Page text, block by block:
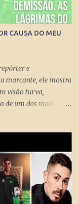
CAUSA DO MEU
e
marcante, ele mostra
visão turva,
de um dos mais
entre inúmeros
ser jogador de
nas suas veias. Foi
fazer grandes
de idiomas o colocou